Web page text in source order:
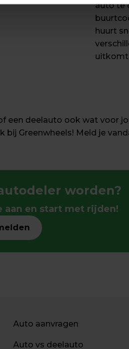
auto te
huurt
een deelauto ook wat voor
bij Greenwheels! Meld je
worden?
aan en start met rijden!
Auto aanvragen
Auto vs deelauto